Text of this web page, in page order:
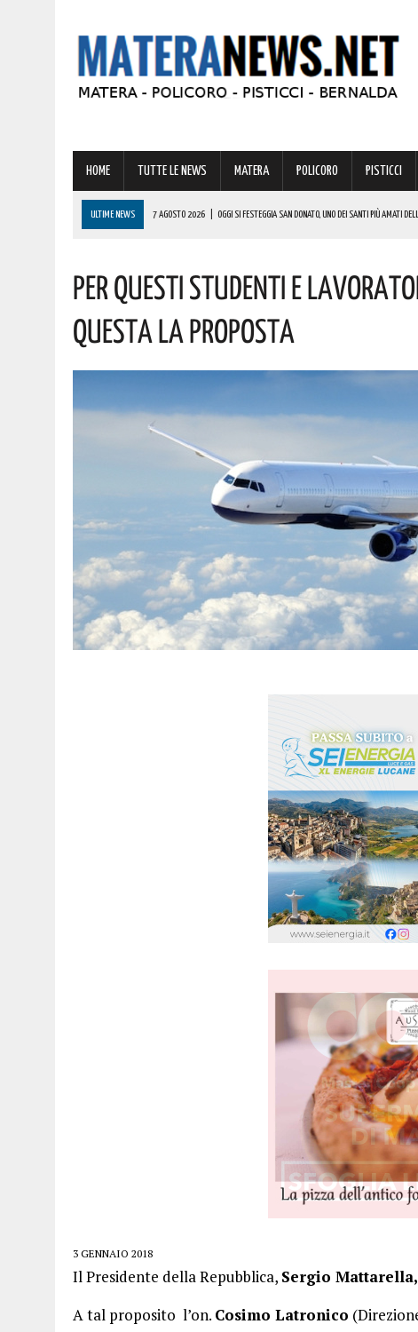
HOME TUTTE LE NEWS MATERA POLICORO PISTICCI
ULTIME NEWS 7 AGOSTO 2026 OGGI SI FESTEGGIA SAN DONATO, UNO DEI SANTI PIÙ AMATI
6 AGOSTO 2026 | BASILICATA: PER LE IMPRESE VIVAISTICHE FORESTALI UN NUOVO STRUMENTO DI
7 AGOSTO 2026 | MINI-VITALIZI IN BASILICATA: ESPLODE LA PROTESTA DEI GIOVANI. LE ULTIME NOTIZIE
PER QUESTI STUDENTI E
QUESTA LA PROPOSTA
3 GENNAIO 2018
Il Presidente della Repubblica, Sergio Mattarella,
A tal proposito l’on. Cosimo Latronico